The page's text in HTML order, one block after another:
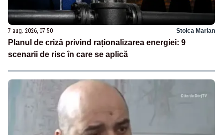
7 aug. 2026, 07:50 Stoica Marian
Planul de criză privind raționalizarea energiei: 9
scenarii de risc în care se aplică